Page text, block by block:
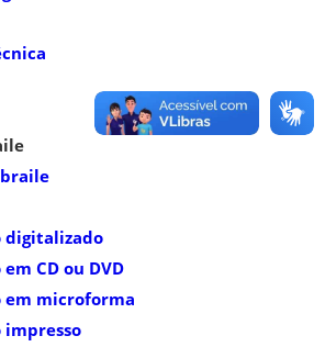
digitalizado
CD ou DVD
em microforma
impresso